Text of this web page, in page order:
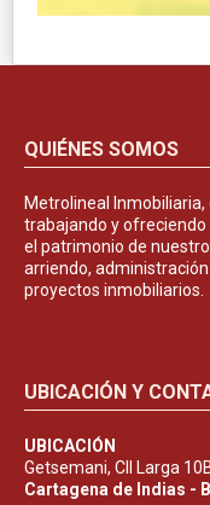
QUIÉNES SOMOS
Metrolineal
trabajando y
el patrimonio de
arriendo,
proyectos inmobiliarios.
UBICACIÓN Y
UBICACIÓN
Getsemani, Cll Larga
Cartagena de Indias -